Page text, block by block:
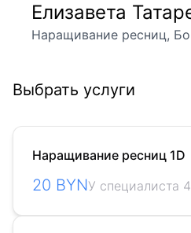
Елизавета
Наращивание ресниц,
Выбрать услуги
Наращивание ресниц 1D
20 BYNУ специалиста